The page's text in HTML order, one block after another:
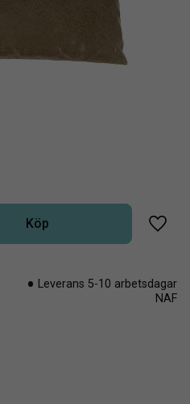
Köp
Lägg
Leverans 5-10 arbetsdagar
NAF